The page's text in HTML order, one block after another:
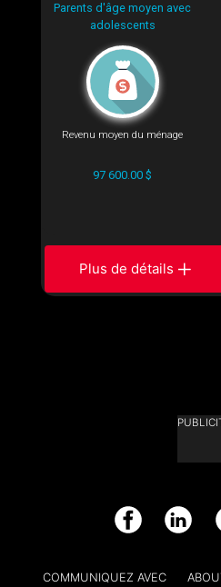
Parents d'âge moyen avec
adolescents
Revenu moyen du ménage
97 600.00 $
Plus de détails
Facebook LinkedIn
COMMUNIQUEZ AVEC